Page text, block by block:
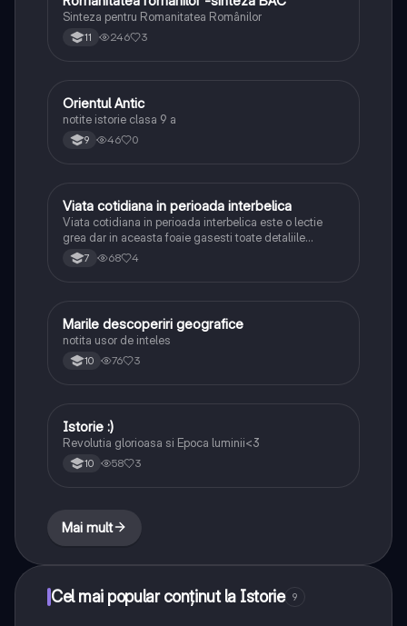
Sinteza pentru Romanitatea Românilor
11 246 3
Istorie
Orientul Antic
notite istorie clasa 9 a
9 46 0
Istorie
Viata cotidiana in perioada interbelica
Viata cotidiana in perioada interbelica este o lectie
grea dar in aceasta foaie gasesti toate detaliile
necesare sa intelegi mult mai usor avand tot ce este
important cum ar fi denumiri colorate cu albastru
7 68 4
Istorie
Marile descoperiri geografice
notita usor de inteles
10 76 3
Istorie
Istorie :)
Revolutia glorioasa si Epoca luminii<3
10 58 3
Mai mult
Cel mai popular conținut la Istorie 9